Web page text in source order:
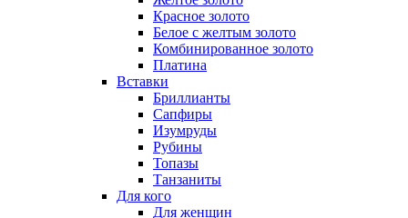
Красное золото
Белое с желтым золото
Комбинированное золото
Платина
Вставки
Бриллианты
Сапфиры
Изумруды
Рубины
Топазы
Танзаниты
Для кого
Для женщин